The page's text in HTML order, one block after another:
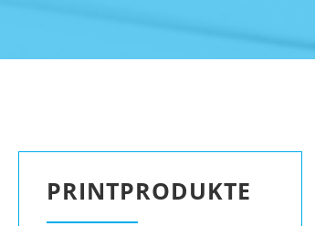
PRINTPRODUKTE